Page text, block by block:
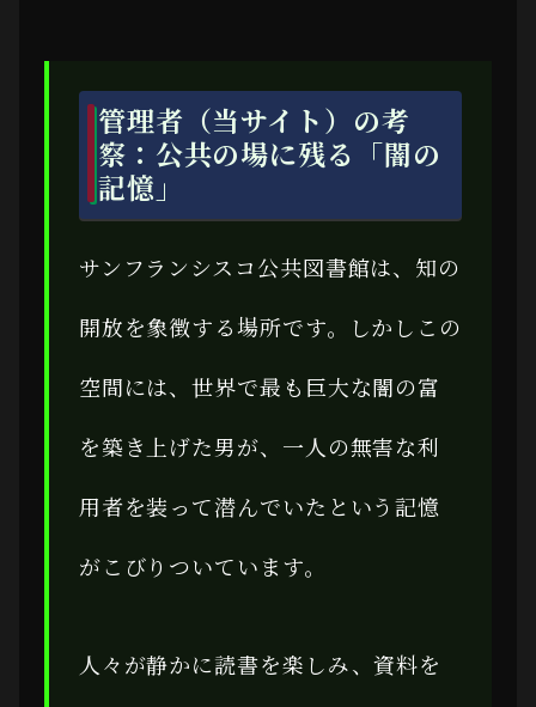
管理者（当サイト）の考
察：公共の場に残る「闇の
記憶」
サンフランシスコ公共図書館は、知の
開放を象徴する場所です。しかしこの
空間には、世界で最も巨大な闇の富
を築き上げた男が、一人の無害な利
用者を装って潜んでいたという記憶
がこびりついています。
人々が静かに読書を楽しみ、資料を